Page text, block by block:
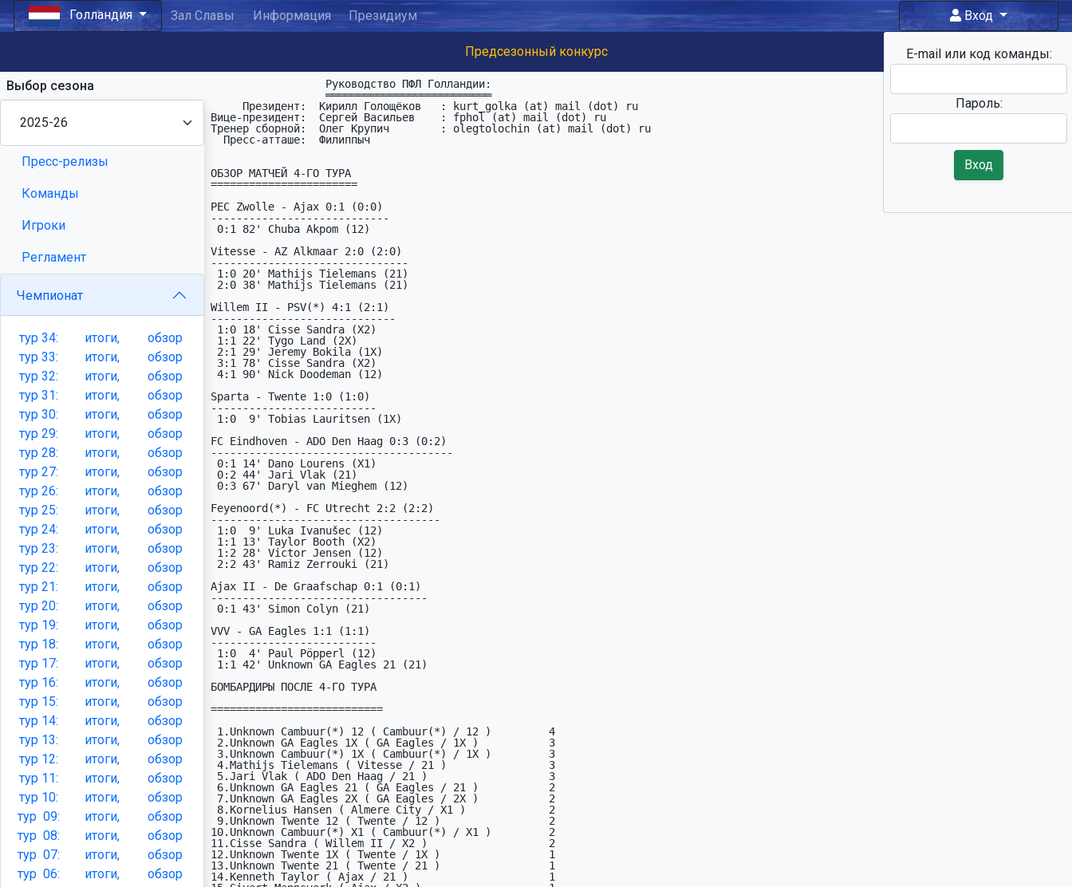
Голландия Зал Славы Информация Президиум Вход
E-mail или код команды:
Пароль:
Вход
Предсезонный конкурс
Выбор сезона
Пресс-релизы
Команды
Игроки
Регламент
Чемпионат
тур 34: итоги,
обзор
тур 33: итоги,
обзор
тур 32: итоги,
обзор
тур 31: итоги,
обзор
тур 30: итоги,
обзор
тур 29: итоги,
обзор
тур 28: итоги,
обзор
тур 27: итоги,
обзор
тур 26: итоги,
обзор
тур 25: итоги,
обзор
тур 24: итоги,
обзор
тур 23: итоги,
обзор
тур 22: итоги,
обзор
тур 21: итоги,
обзор
тур 20: итоги,
обзор
тур 19: итоги,
обзор
тур 18: итоги,
обзор
тур 17: итоги,
обзор
тур 16: итоги,
обзор
тур 15: итоги,
обзор
тур 14: итоги,
обзор
тур 13: итоги,
обзор
тур 12: итоги,
обзор
тур 11: итоги,
обзор
тур 10: итоги,
обзор
тур 09: итоги,
обзор
тур 08: итоги,
обзор
тур 07: итоги,
обзор
тур 06: итоги,
обзор
                  ══════════════════════════
Вице-президент:  Сергей Васильев    : fphol (at) mail (dot) ru
Тренер сборной:  Олег Крупич        : olegtolochin (at) mail (dot) ru
ОБЗОР МАТЧЕЙ 4-ГО ТУРА
=======================
PEC Zwolle - Ajax 0:1 (0:0)
----------------------------
Vitesse - AZ Alkmaar 2:0 (2:0)
-------------------------------
Willem II - PSV(*) 4:1 (2:1)
-----------------------------
Sparta - Twente 1:0 (1:0)
--------------------------
FC Eindhoven - ADO Den Haag 0:3 (0:2)
--------------------------------------
Feyenoord(*) - FC Utrecht 2:2 (2:2)
------------------------------------
Ajax II - De Graafschap 0:1 (0:1)
----------------------------------
VVV - GA Eagles 1:1 (1:1)
--------------------------
БОМБАРДИРЫ ПОСЛЕ 4-ГО ТУРА
===========================
10.Unknown Cambuur(*) X1 ( Cambuur(*) / X1 )         2
11.Cisse Sandra ( Willem II / X2 )                   2
12.Unknown Twente 1X ( Twente / 1X )                 1
13.Unknown Twente 21 ( Twente / 21 )                 1
14.Kenneth Taylor ( Ajax / 21 )                      1